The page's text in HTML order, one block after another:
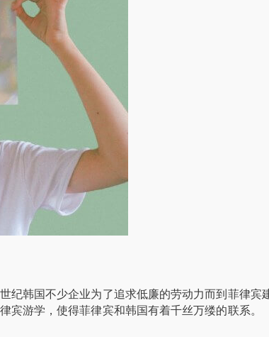
韩国不少企业为了追求低廉的劳动力而到菲律宾
游学，使得菲律宾和韩国有着千丝万缕的联系。